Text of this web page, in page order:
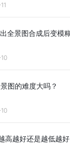
全景图合成后变模
图的难度大吗？
高越好还是越低越好